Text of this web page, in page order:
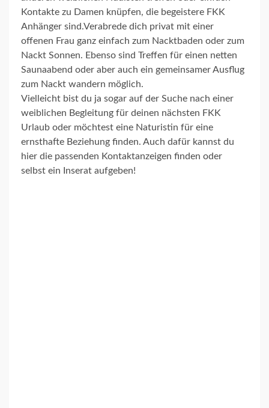
Kontakte zu Damen knüpfen, die begeistere FKK
Anhänger sind.Verabrede dich privat mit einer
offenen Frau ganz einfach zum Nacktbaden oder zum
Nackt Sonnen. Ebenso sind Treffen für einen netten
Saunaabend oder aber auch ein gemeinsamer Ausflug
zum Nackt wandern möglich.
Vielleicht bist du ja sogar auf der Suche nach einer
weiblichen Begleitung für deinen nächsten FKK
Urlaub oder möchtest eine Naturistin für eine
ernsthafte Beziehung finden. Auch dafür kannst du
hier die passenden Kontaktanzeigen finden oder
selbst ein Inserat aufgeben!